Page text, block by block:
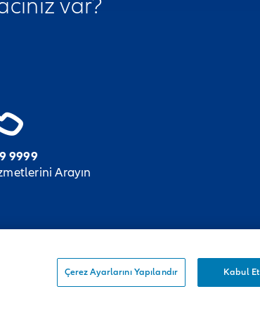
var?
9999
Arayın
Çerez Ayarlarını Yapılandır Kabul Et